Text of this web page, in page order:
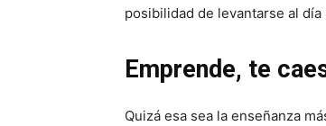
posibilidad de levantarse al
Emprende, te
Quizá esa sea la enseñanza